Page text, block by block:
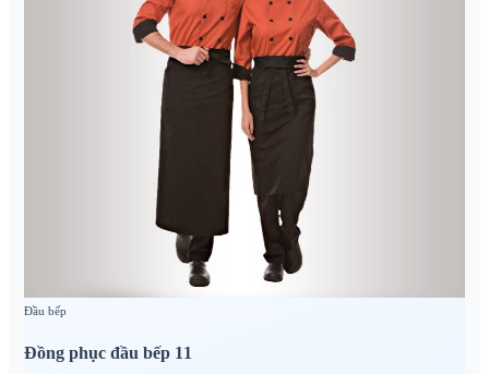
Đầu bếp
Đồng phục đầu bếp 11